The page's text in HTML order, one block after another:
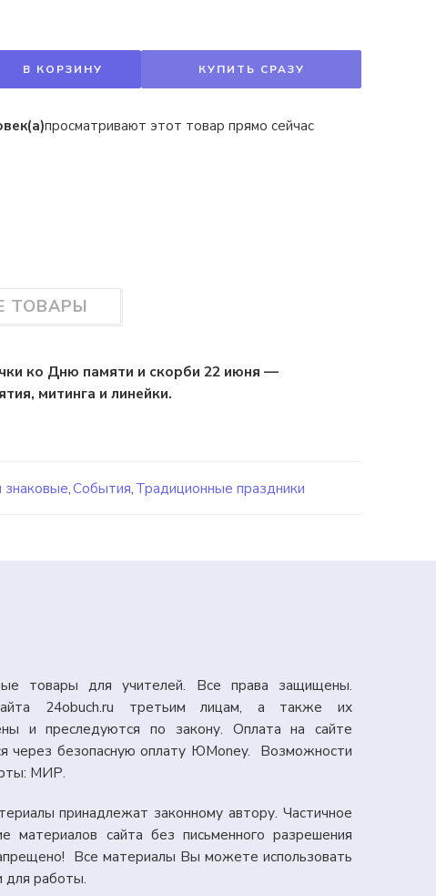
В КОРЗИНУ КУПИТЬ СРАЗУ
просматривают этот товар прямо сейчас
ТОВАРЫ
ко Дню памяти и скорби 22 июня —
митинга и линейки.
,События,Традиционные праздники
товары для учителей. Все права защищены.
24obuch.ru третьим лицам, а также их
и преследуются по закону. Оплата на сайте
через безопасную оплату ЮMoney. Возможности
МИР.
принадлежат законному автору. Частичное
материалов сайта без письменного разрешения
Все материалы Вы можете использовать
для работы.